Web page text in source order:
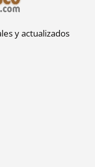
y actualizados